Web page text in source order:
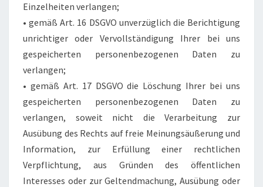
Einzelheiten verlangen;
• gemäß Art. 16 DSGVO unverzüglich die Berichtigung
unrichtiger oder Vervollständigung Ihrer bei uns
gespeicherten personenbezogenen Daten zu
verlangen;
• gemäß Art. 17 DSGVO die Löschung Ihrer bei uns
gespeicherten personenbezogenen Daten zu
verlangen, soweit nicht die Verarbeitung zur
Ausübung des Rechts auf freie Meinungsäußerung und
Information, zur Erfüllung einer rechtlichen
Verpflichtung, aus Gründen des öffentlichen
Interesses oder zur Geltendmachung, Ausübung oder